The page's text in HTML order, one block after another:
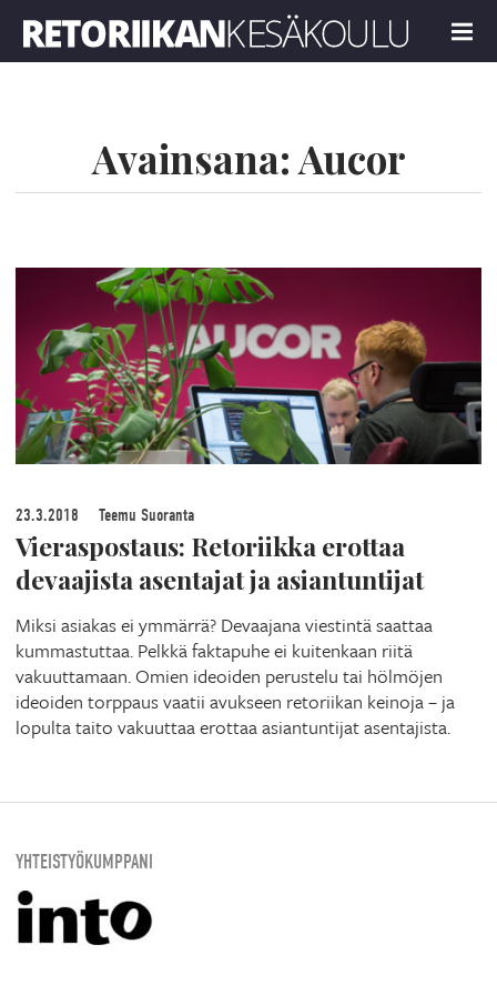
MENU
Avainsana:Aucor
23.3.2018 Teemu Suoranta
Vieraspostaus: Retoriikka erottaa
devaajista asentajat ja asiantuntijat
Miksi asiakas ei ymmärrä? Devaajana viestintä saattaa
kummastuttaa. Pelkkä faktapuhe ei kuitenkaan riitä
vakuuttamaan. Omien ideoiden perustelu tai hölmöjen
ideoiden torppaus vaatii avukseen retoriikan keinoja – ja
lopulta taito vakuuttaa erottaa asiantuntijat asentajista.
YHTEISTYÖKUMPPANI